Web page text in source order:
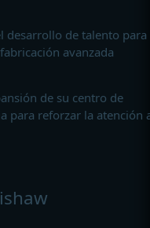
desarrollo de talento para
avanzada
de su centro de
para reforzar la atención